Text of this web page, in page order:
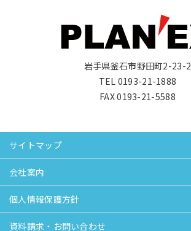
岩手県釜石市野田町2-23-2
TEL 0193-21-1888
FAX 0193-21-5588
サイトマップ
会社案内
個人情報保護方針
資料請求・お問い合わせ